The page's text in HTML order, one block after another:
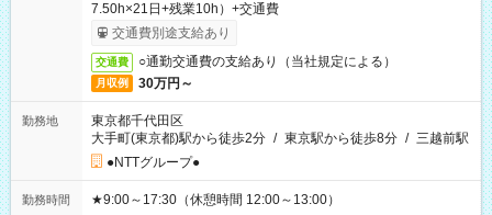
7.50h×21日+残業10h）+交通費
交通費別途支給あり
交通費 ○通勤交通費の支給あり（当社規定による）
月収例 30万円～
勤務地
東京都千代田区
大手町(東京都)駅から徒歩2分 / 東京駅から徒歩8分 / 三越前駅
●NTTグループ●
勤務時間 ★9:00～17:30（休憩時間 12:00～13:00）